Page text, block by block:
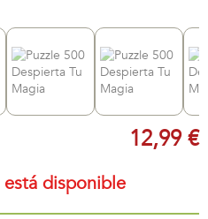
12,99 €
disponible